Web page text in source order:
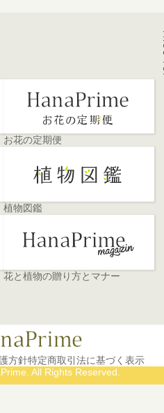
お花の定期便
植物図鑑
花と植物の贈り方とマナー
方針特定商取引法に基づく表示
All Rights Reserved.